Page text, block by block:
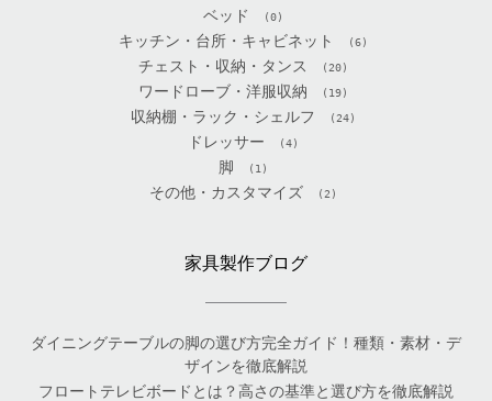
ベッド (0)
キッチン・台所・キャビネット (6)
チェスト・収納・タンス (20)
ワードローブ・洋服収納 (19)
収納棚・ラック・シェルフ (24)
ドレッサー (4)
脚 (1)
その他・カスタマイズ (2)
家具製作ブログ
ダイニングテーブルの脚の選び方完全ガイド！種類・素材・デ
ザインを徹底解説
フロートテレビボードとは？高さの基準と選び方を徹底解説